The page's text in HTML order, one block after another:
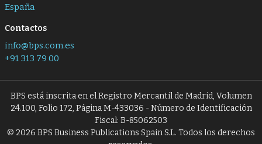
España
Contactos
info@bps.com.es
+91 313 79 00
BPS está inscrita en el Registro Mercantil de Madrid, Volumen
24.100, Folio 172, Página M-433036 - Número de Identificación
Fiscal: B-85062503
© 2026 BPS Business Publications Spain S.L. Todos los derechos